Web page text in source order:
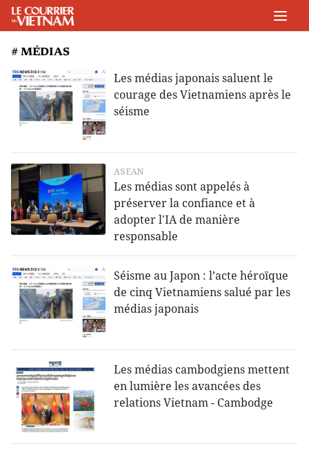
# MÉDIAS
Les médias japonais saluent le
courage des Vietnamiens après le
séisme
ASEAN
Les médias sont appelés à
préserver la confiance et à
adopter l'IA de manière
responsable
Séisme au Japon : l’acte héroïque
de cinq Vietnamiens salué par les
médias japonais
Les médias cambodgiens mettent
en lumière les avancées des
relations Vietnam - Cambodge